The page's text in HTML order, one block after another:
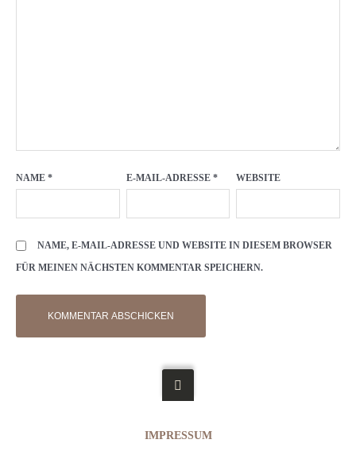
NAME * E-MAIL-ADRESSE * WEBSITE
NAME, E-MAIL-ADRESSE UND WEBSITE IN DIESEM BROWSER
FÜR MEINEN NÄCHSTEN KOMMENTAR SPEICHERN.
IMPRESSUM